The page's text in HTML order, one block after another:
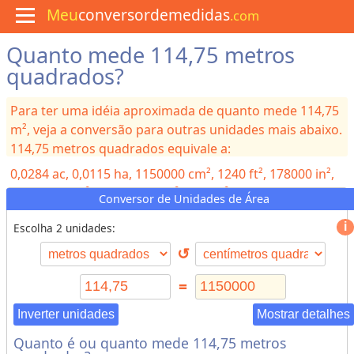
M
e
n
C
u
l
i
á
r
a
v
e
r
Meuconversordemedidas.com
Quanto mede 114,75 metros
quadrados?
Para ter uma idéia aproximada de quanto mede 114,75
m², veja a conversão para outras unidades mais abaixo.
114,75 metros quadrados equivale a:
0,0284ac, 0,0115 ha, 1150000 cm², 1240ft², 178000 in²,
0,000115km², 0,0000443mi², 137yd²
Conversor de Unidades de Área
Escolha 2 unidades:
↺
=
Inverter unidades Mostrar detalhes
Quanto é ou quanto mede 114,75 metros